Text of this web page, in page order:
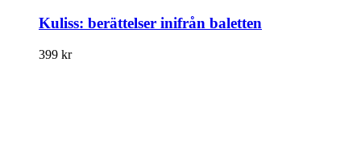
Kuliss: berättelser inifrån baletten
399 kr